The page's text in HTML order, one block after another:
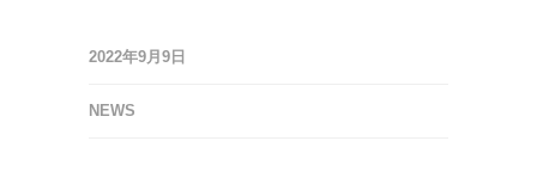
2022年9月9日
NEWS